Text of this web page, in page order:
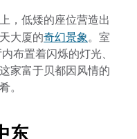
，低矮的座位营造出
大厦的奇幻景象。室
布置着闪烁的灯光、
家富于贝都因风情的
。